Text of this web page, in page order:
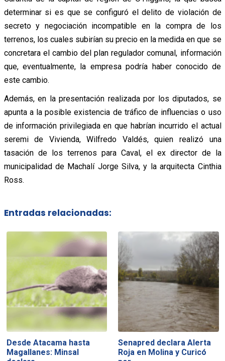
determinar si es que se configuró el delito de violación de
secreto y negociación incompatible en la compra de los
terrenos, los cuales subirían su precio en la medida en que se
concretara el cambio del plan regulador comunal, información
que, eventualmente, la empresa podría haber conocido de
este cambio.
Además, en la presentación realizada por los diputados, se
apunta a la posible existencia de tráfico de influencias o uso
de información privilegiada en que habrían incurrido el actual
seremi de Vivienda, Wilfredo Valdés, quien realizó una
tasación de los terrenos para Caval, el ex director de la
municipalidad de Machalí Jorge Silva, y la arquitecta Cinthia
Ross.
Entradas relacionadas:
Desde Atacama hasta
Magallanes: Minsal
Senapred declara Alerta
Roja en Molina y Curicó